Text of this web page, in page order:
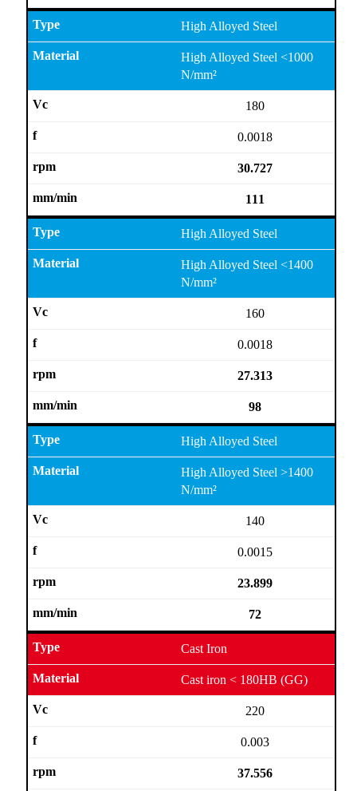
High Alloyed Steel
High Alloyed Steel <1000
N/mm²
180
0.0018
30.727
111
High Alloyed Steel
High Alloyed Steel <1400
N/mm²
160
0.0018
27.313
98
High Alloyed Steel
High Alloyed Steel >1400
N/mm²
140
0.0015
23.899
72
Cast Iron
Cast iron < 180HB (GG)
220
0.003
37.556